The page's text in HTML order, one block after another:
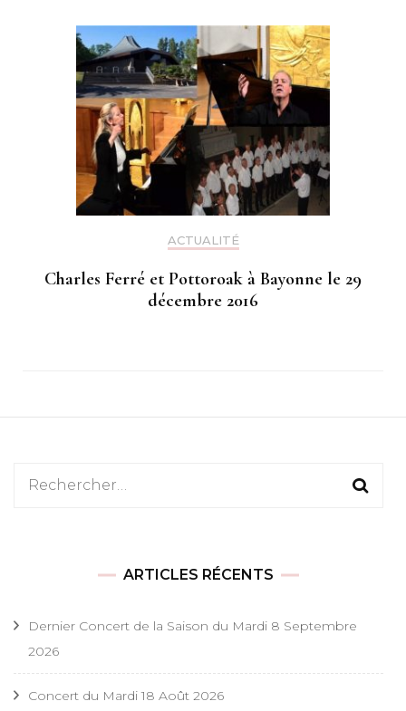
ACTUALITÉ
Charles Ferré et Pottoroak à Bayonne le 29
décembre 2016
Rechercher :
ARTICLES RÉCENTS
Dernier Concert de la Saison du Mardi 8 Septembre
2026
Concert du Mardi 18 Août 2026